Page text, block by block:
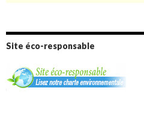
Site éco-responsable